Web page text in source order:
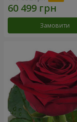
Замовити